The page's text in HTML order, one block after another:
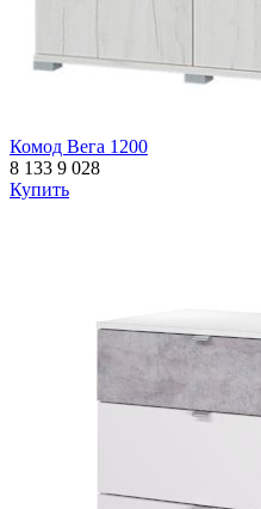
Комод Вега 1200
8 133 9 028
Купить